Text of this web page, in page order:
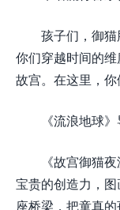
孩子们，御
你们穿越时间的
故宫。在这里，你
《流浪地球
《故宫御猫
宝贵的创造力，
座桥梁，把童真